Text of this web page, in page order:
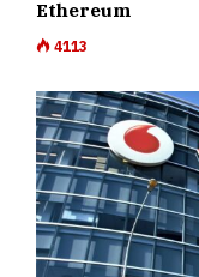
Ethereum
4113